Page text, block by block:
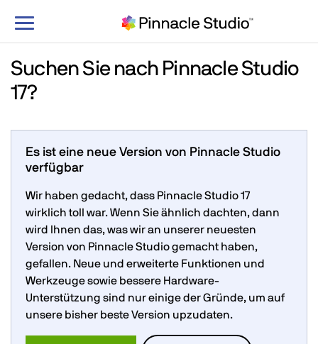
Navigation
Suchen Sie nach Pinnacle Studio
17?
Es ist eine neue Version von Pinnacle Studio
verfügbar
Wir haben gedacht, dass Pinnacle Studio 17
wirklich toll war. Wenn Sie ähnlich dachten, dann
wird Ihnen das, was wir an unserer neuesten
Version von Pinnacle Studio gemacht haben,
gefallen. Neue und erweiterte Funktionen und
Werkzeuge sowie bessere Hardware-
Unterstützung sind nur einige der Gründe, um auf
unsere bisher beste Version upzudaten.